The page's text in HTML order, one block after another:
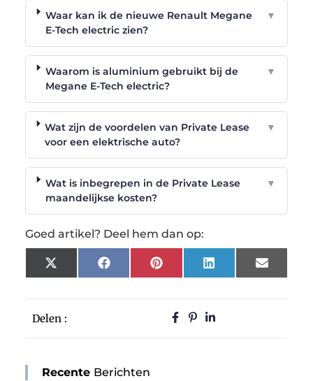
Delen :
Recente Berichten
Waar kan ik de nieuwe Renault Megane
E-Tech electric zien?
▼
Waarom is aluminium gebruikt bij de
Megane E-Tech electric?
▼
Wat zijn de voordelen van Private Lease
voor een elektrische auto?
▼
Wat is inbegrepen in de Private Lease
maandelijkse kosten?
▼
Goed artikel? Deel hem dan op:
X
(Twitter)
FacebookPinterest LinkedIn Email